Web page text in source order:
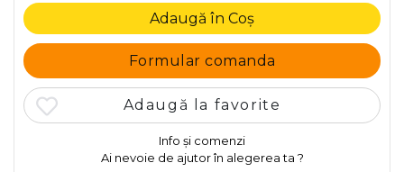
Adaugă în Coș
Formular comanda
Adaugă la favorite
Info și comenzi
Ai nevoie de ajutor în alegerea ta ?